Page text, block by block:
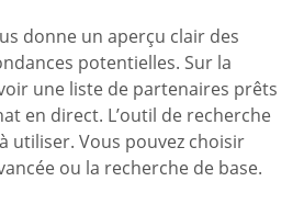
donne un aperçu clair des
potentielles. Sur la
une liste de partenaires prêts
en direct. L’outil de recherche
utiliser. Vous pouvez choisir
ou la recherche de base.